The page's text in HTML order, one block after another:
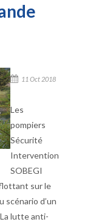
11 Oct 2018
Les
pompiers
Sécurité
Intervention
SOBEGI
sur le
scénario d’un
lutte anti-